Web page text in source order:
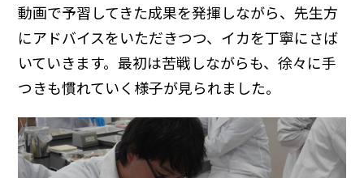
動画で予習してきた成果を発揮しながら、先生方
にアドバイスをいただきつつ、イカを丁寧にさば
いていきます。最初は苦戦しながらも、徐々に手
つきも慣れていく様子が見られました。